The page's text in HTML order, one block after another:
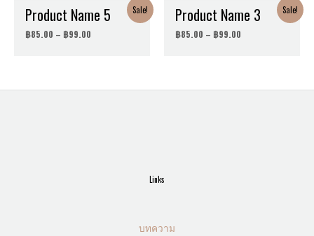
Sale!
Product Name 5
฿85.00 – ฿99.00
Sale!
Product Name 3
฿85.00 – ฿99.00
Links
บทความ